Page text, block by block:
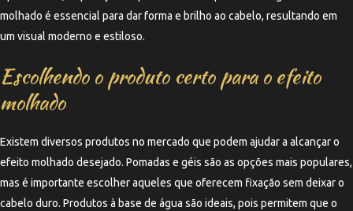
molhado é essencial para dar forma e brilho ao cabelo, resultando em
um visual moderno e estiloso.
Escolhendo o produto certo para o efeito
molhado
Existem diversos produtos no mercado que podem ajudar a alcançar o
efeito molhado desejado. Pomadas e géis são as opções mais populares,
mas é importante escolher aqueles que oferecem fixação sem deixar o
cabelo duro. Produtos à base de água são ideais, pois permitem que o